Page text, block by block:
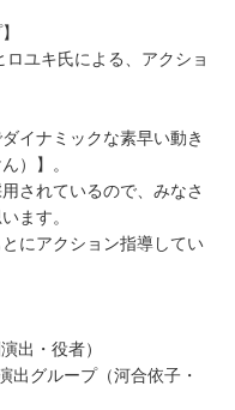
ロユキ氏による、アクショ
イナミックな素早い動き
）】。
されているので、みなさ
ます。
にアクション指導してい
出・役者）
グループ（河合依子・